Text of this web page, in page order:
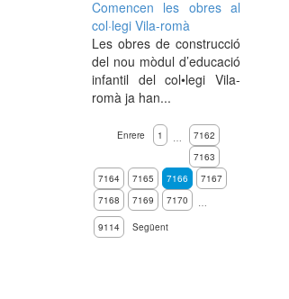
Comencen les obres al
col·legi Vila-romà
Les obres de construcció
del nou mòdul d’educació
infantil del col•legi Vila-
romà ja han...
Enrere 1 …
7162
7163
7164
7165 7166
7167
7168
7169 7170
…
9114
Següent